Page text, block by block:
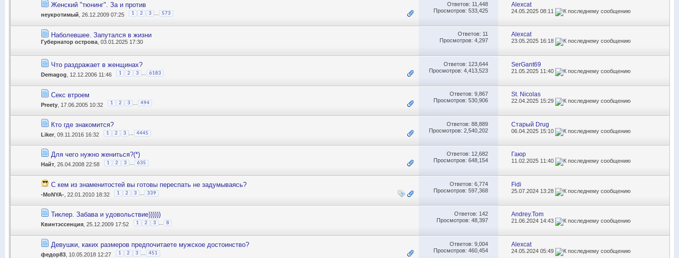
Женский "тюнинг". За и против
неукротимый , 26.12.2009 07:25 1 2 3 573
Ответов: 11,448
Просмотров: 533,425
Alexcat
24.05.202508:11
Наболевшее. Запутался в жизни
Губернатор острова , 03.01.2025 17:30
Ответов: 11
Просмотров: 4,297
Alexcat
23.05.2025 16:18
Что раздражает в женщинах?
Demagog , 12.12.2006 11:46 1 2 3 6183
Ответов: 123,644
Просмотров: 4,413,523
SerGant69
21.05.2025 11:40
Секс втроем
Preety , 17.06.2005 10:32 1 2 3 494
Ответов: 9,867
Просмотров: 530,906
St. Nicolas
22.04.2025 15:29
Кто где знакомится?
Liker , 09.11.2016 16:32 1 2 3 4445
Ответов: 88,889
Просмотров: 2,540,202
Старый Drug
06.04.2025 15:10
Для чего нужно жениться?(*)
Найт , 26.04.2008 22:58 1 2 3 635
Ответов: 12,682
Просмотров: 648,154
Гаюр
11.02.2025 11:40
С кем из знаменитостей вы готовы переспать не задумываясь?
-MoNYA- , 22.01.2010 18:32 1 2 3 339
Ответов: 6,774
Просмотров: 597,368
Fidi
25.07.2024 13:28
Тиклер. Забава и удовольствие))))))
Квинтэссенция , 25.12.2009 17:52 1 2 3 8
Ответов: 142
Просмотров: 48,397
Andrey.Tom
21.06.2024 14:43
Девушки, каких размеров предпочитаете мужское достоинство?
федор83 , 10.05.2018 12:27 1 2 3 451
Ответов: 9,004
Просмотров: 460,454
Alexcat
24.05.202405:49